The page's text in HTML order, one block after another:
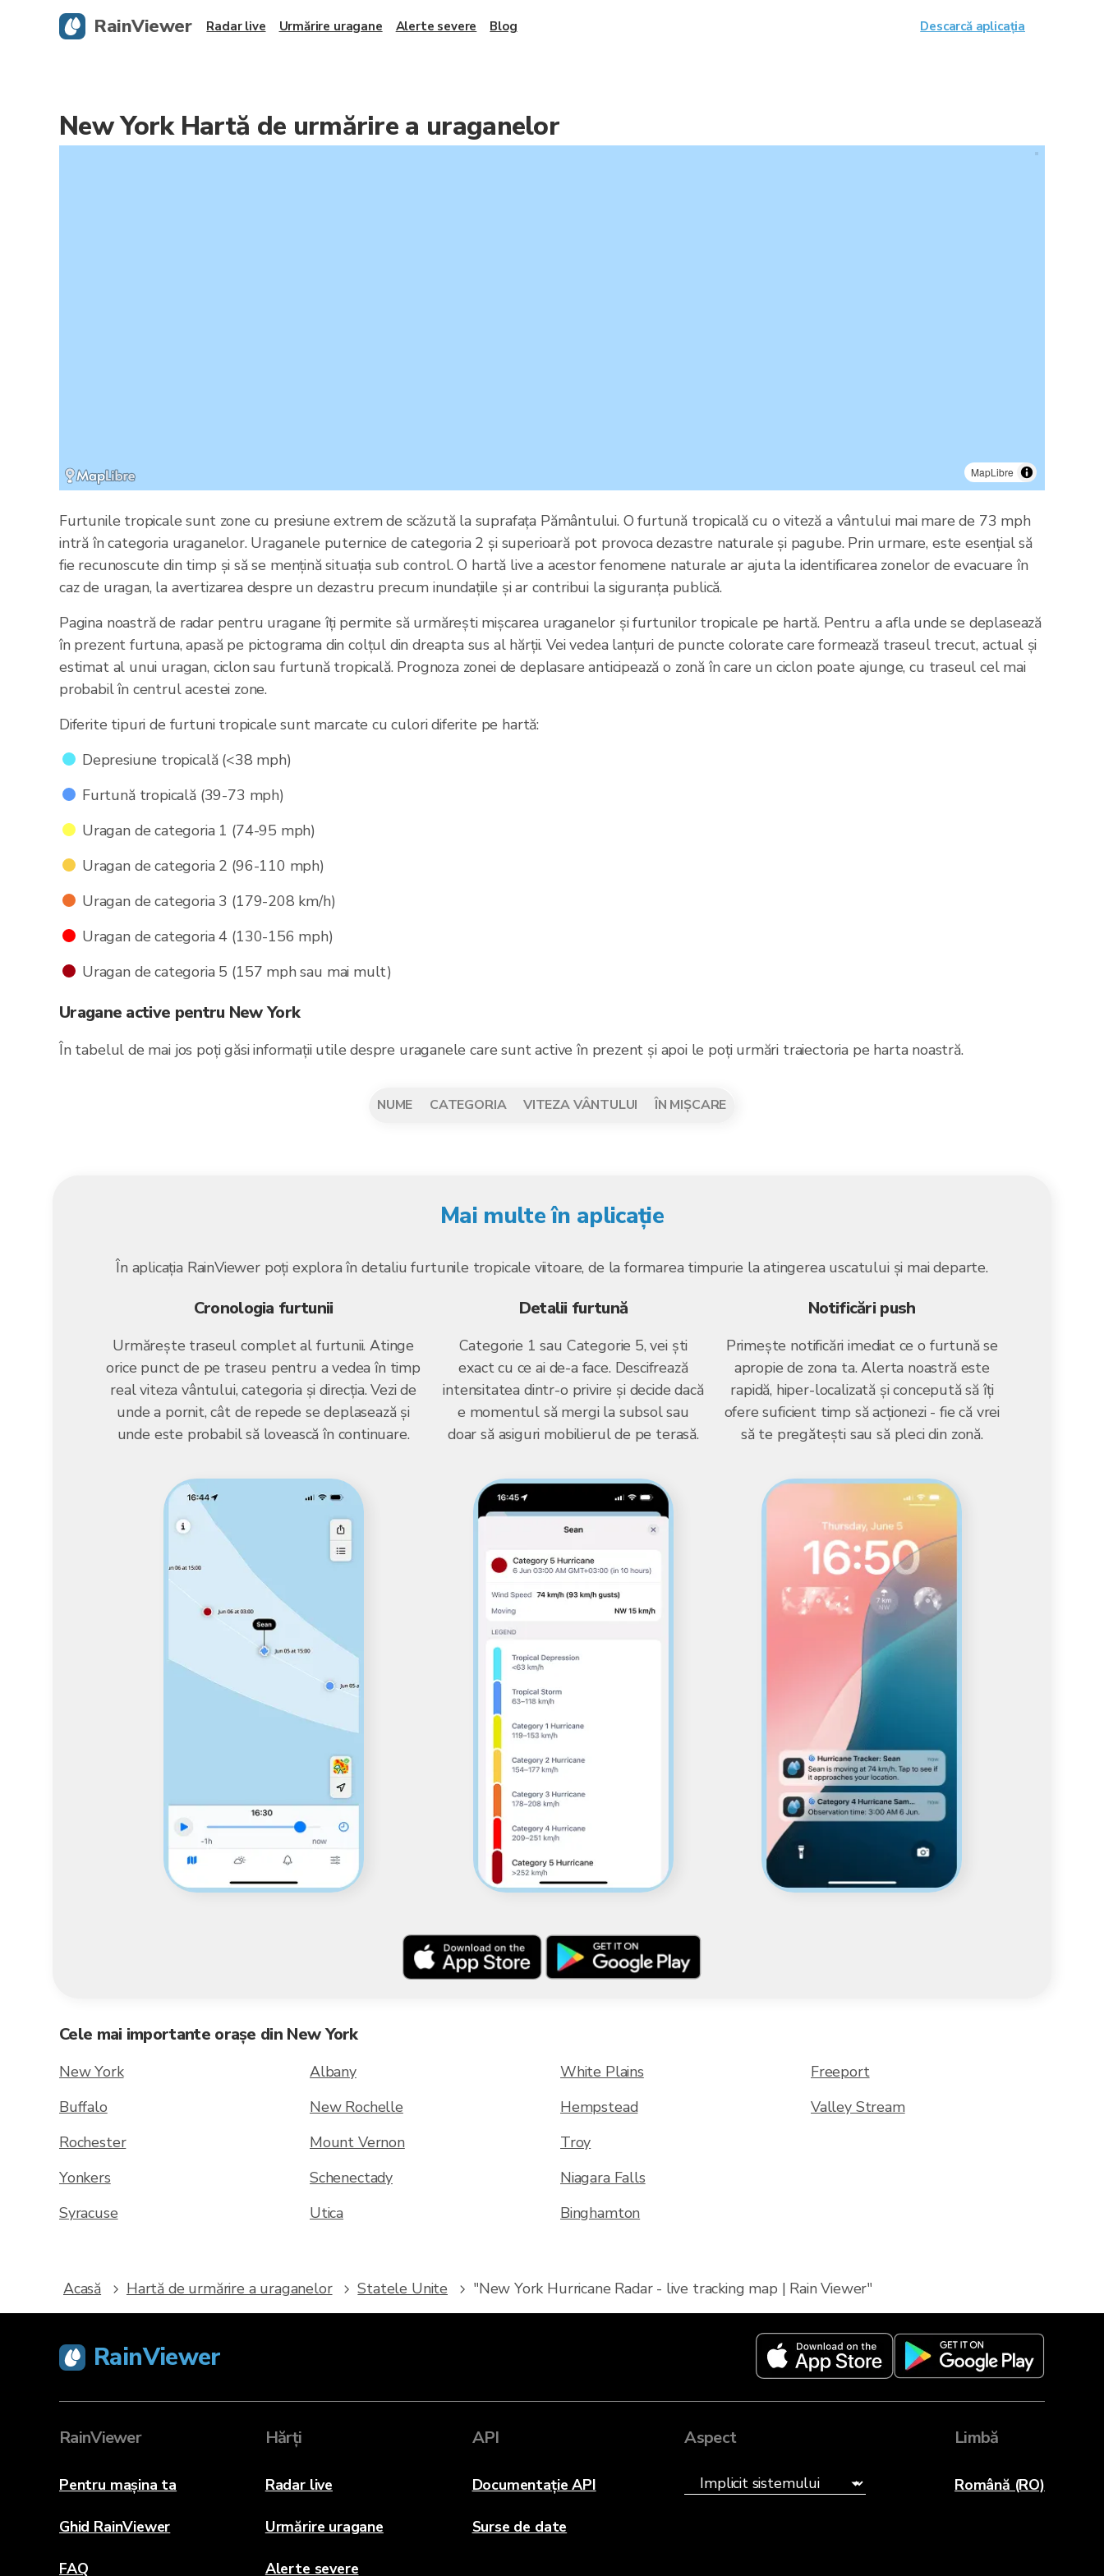
New York Hartă de urmărire a uraganelor
MapLibre
Furtunile tropicale sunt zone cu presiune extrem de scăzută la suprafața Pământului. O furtună tropicală cu o viteză a vântului mai mare de 73 mph
intră în categoria uraganelor. Uraganele puternice de categoria 2 și superioară pot provoca dezastre naturale și pagube. Prin urmare, este esențial să
fie recunoscute din timp și să se mențină situația sub control. O hartă live a acestor fenomene naturale ar ajuta la identificarea zonelor de evacuare în
caz de uragan, la avertizarea despre un dezastru precum inundațiile și ar contribui la siguranța publică.
Pagina noastră de radar pentru uragane îți permite să urmărești mișcarea uraganelor și furtunilor tropicale pe hartă. Pentru a afla unde se deplasează
în prezent furtuna, apasă pe pictograma din colțul din dreapta sus al hărții. Vei vedea lanțuri de puncte colorate care formează traseul trecut, actual și
estimat al unui uragan, ciclon sau furtună tropicală. Prognoza zonei de deplasare anticipează o zonă în care un ciclon poate ajunge, cu traseul cel mai
probabil în centrul acestei zone.
Diferite tipuri de furtuni tropicale sunt marcate cu culori diferite pe hartă:
Depresiune tropicală (<38 mph)
Furtună tropicală (39-73 mph)
Uragan de categoria 1 (74-95 mph)
Uragan de categoria 2 (96-110 mph)
Uragan de categoria 3 (179-208 km/h)
Uragan de categoria 4 (130-156 mph)
Uragan de categoria 5 (157 mph sau mai mult)
Uragane active pentru New York
În tabelul de mai jos poți găsi informații utile despre uraganele care sunt active în prezent și apoi le poți urmări traiectoria pe harta noastră.
NUME CATEGORIA VITEZA VÂNTULUI ÎN MIȘCARE
Mai multe în aplicație
În aplicația RainViewer poți explora în detaliu furtunile tropicale viitoare, de la formarea timpurie la atingerea uscatului și mai departe.
Cronologia furtunii
Urmărește traseul complet al furtunii. Atinge
orice punct de pe traseu pentru a vedea în timp
real viteza vântului, categoria și direcția. Vezi de
unde a pornit, cât de repede se deplasează și
unde este probabil să lovească în continuare.
Detalii furtună
Categorie 1 sau Categorie 5, vei ști
exact cu ce ai de-a face. Descifrează
intensitatea dintr-o privire și decide dacă
e momentul să mergi la subsol sau
doar să asiguri mobilierul de pe terasă.
Notificări push
Primește notificări imediat ce o furtună se
apropie de zona ta. Alerta noastră este
rapidă, hiper-localizată și concepută să îți
ofere suficient timp să acționezi - fie că vrei
să te pregătești sau să pleci din zonă.
Cele mai importante orașe din New York
New York
Buffalo
Rochester
Yonkers
Syracuse
Albany
New Rochelle
Mount Vernon
Schenectady
Utica
White Plains
Hempstead
Troy
Niagara Falls
Binghamton
Freeport
Valley Stream
Acasă Hartă de urmărire a uraganelor Statele Unite "New York Hurricane Radar - live tracking map | Rain Viewer"
RainViewer
RainViewer
Pentru mașina ta
Ghid RainViewer
FAQ
Hărți
Radar live
Urmărire uragane
Alerte severe
API
Documentație API
Surse de date
Aspect Limbă
Română (RO)
RainViewer Radar live Urmărire uragane Alerte severe Blog Descarcă aplicația